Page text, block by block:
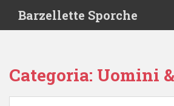
i
Barzellette Sporche
Categoria: Uomini